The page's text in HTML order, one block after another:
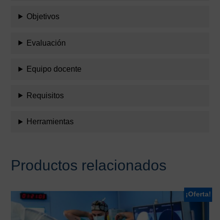
Objetivos
Evaluación
Equipo docente
Requisitos
Herramientas
Productos relacionados
¡Oferta!